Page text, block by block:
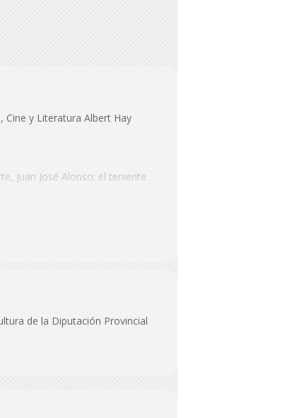
Cine y Literatura Albert Hay
Juan José Alonso; el teniente
de la Diputación Provincial